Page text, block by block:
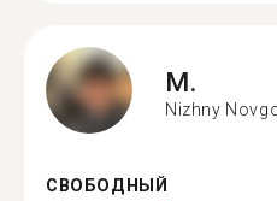
M.
Nizhny
СВОБОДНЫЙ